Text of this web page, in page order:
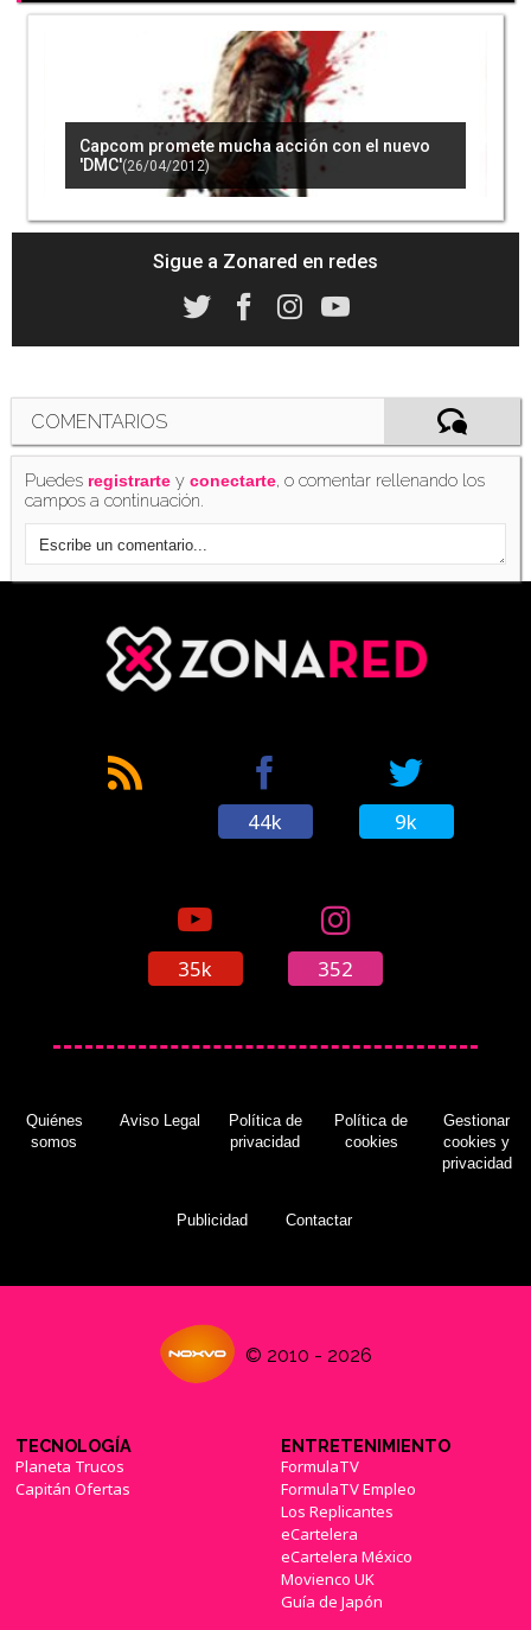
El nuevo 'DmC' no pretende ser un juego
(26/01/2012)
El director de Ninja Theory no quiere pechos
grandes para sus personajes femeninos en
'DMC' (22/03/2012)
Capcom promete mucha acción con el nuevo
'DMC'(26/04/2012)
Sigue a Zonared en redes
COMENTARIOS
Puedes registrarte yconectarte, o comentar rellenando los
campos a continuación.
44k 9k
35k 352
Quiénes
somos
Aviso Legal
Política de
privacidad
Política de
cookies
Gestionar
cookies y
privacidad
Publicidad Contactar
© 2010 - 2026
TECNOLOGÍA
Planeta Trucos
Capitán Ofertas
ENTRETENIMIENTO
FormulaTV
FormulaTV Empleo
Los Replicantes
eCartelera
eCartelera México
Movienco UK
Guía de Japón